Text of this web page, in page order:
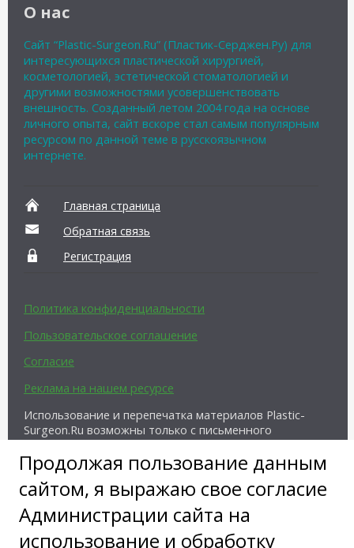
Продолжая пользование данным
сайтом, я выражаю свое согласие
Администрации сайта на
использование и обработку
О нас
Сайт “Plastic-Surgeon.Ru” (Пластик-Серджен.Ру) для
интересующихся пластической хирургией,
косметологией, эстетической стоматологией и
другими возможностями усовершенствовать
внешность. Созданный летом 2004 года на основе
личного опыта, сайт вскоре стал самым популярным
ресурсом по данной теме в русскоязычном
интернете.
Главная страница
Обратная связь
Регистрация
Политика конфиденциальности
Пользовательское соглашение
Согласие
Реклама на нашем ресурсе
Использование и перепечатка материалов Plastic-
Surgeon.Ru возможны только с письменного
разрешения администрации и при наличии
активной ссылки на источник.